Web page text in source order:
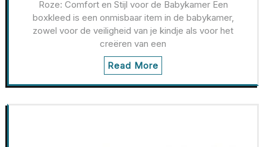
Roze: Comfort en Stijl voor de Babykamer Een
boxkleed is een onmisbaar item in de babykamer,
zowel voor de veiligheid van je kindje als voor het
creëren van een
Read More